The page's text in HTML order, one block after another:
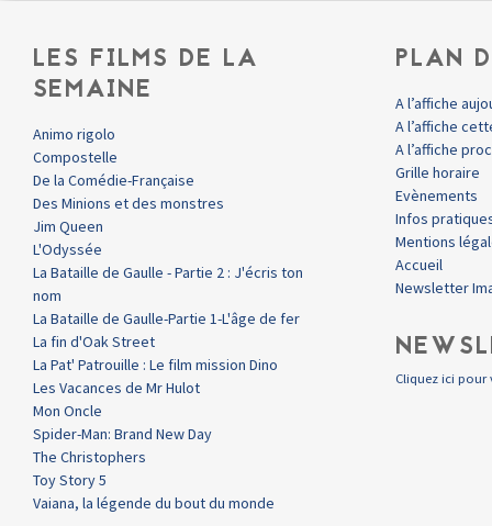
LES FILMS DE LA
SEMAINE
Animo rigolo
Compostelle
De la Comédie-Française
Des Minions et des monstres
Jim Queen
L'Odyssée
La Bataille de Gaulle - Partie 2 : J'écris ton
nom
La Bataille de Gaulle-Partie 1-L'âge de fer
La fin d'Oak Street
La Pat' Patrouille : Le film mission Dino
Les Vacances de Mr Hulot
Mon Oncle
Spider-Man: Brand New Day
The Christophers
Toy Story 5
Vaiana, la légende du bout du monde
PLAN
A l’affiche
A l’affiche
A l’affiche
Grille horaire
Evènements
Infos
Mentions
Accueil
Newsletter
Cliquez ici pour